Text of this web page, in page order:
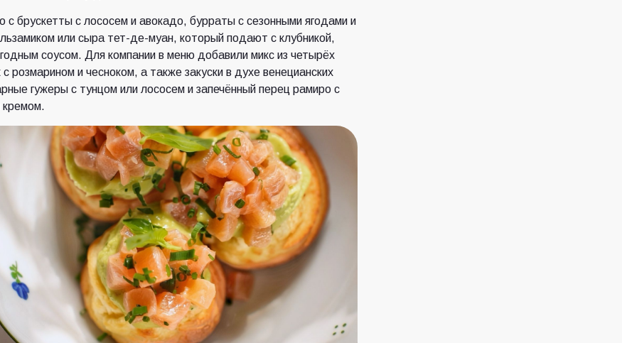
с брускетты с лососем и авокадо, бурраты с сезонными ягодами и
или сыра тет-де-муан, который подают с клубникой,
соусом. Для компании в меню добавили микс из четырёх
розмарином и чесноком, а также закуски в духе венецианских
гужеры с тунцом или лососем и запечённый перец рамиро с